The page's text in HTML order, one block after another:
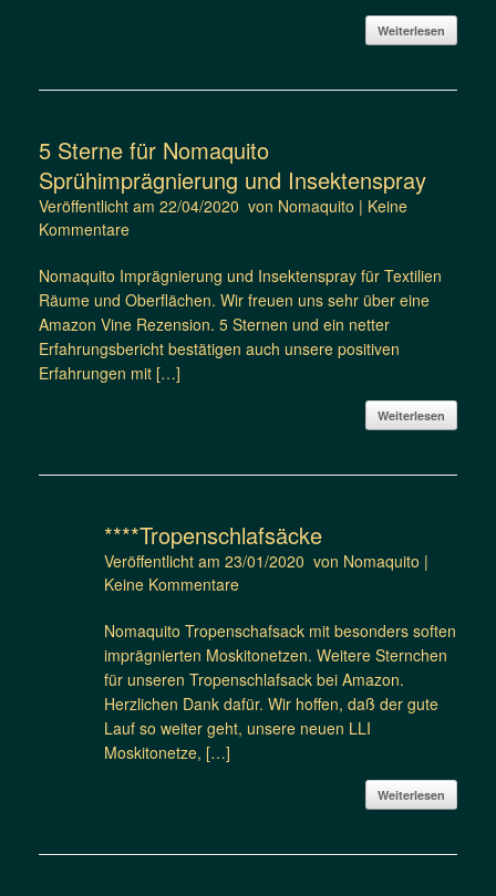
Weiterlesen
5 Sterne für Nomaquito
Sprühimprägnierung und Insektenspray
Veröffentlicht am 22/04/2020 von Nomaquito | Keine
Kommentare
Nomaquito Imprägnierung und Insektenspray für Textilien
Räume und Oberflächen. Wir freuen uns sehr über eine
Amazon Vine Rezension. 5 Sternen und ein netter
Erfahrungsbericht bestätigen auch unsere positiven
Erfahrungen mit […]
Weiterlesen
****Tropenschlafsäcke
Veröffentlicht am 23/01/2020 von Nomaquito |
Keine Kommentare
Nomaquito Tropenschafsack mit besonders soften
imprägnierten Moskitonetzen. Weitere Sternchen
für unseren Tropenschlafsack bei Amazon.
Herzlichen Dank dafür. Wir hoffen, daß der gute
Lauf so weiter geht, unsere neuen LLI
Moskitonetze, […]
Weiterlesen